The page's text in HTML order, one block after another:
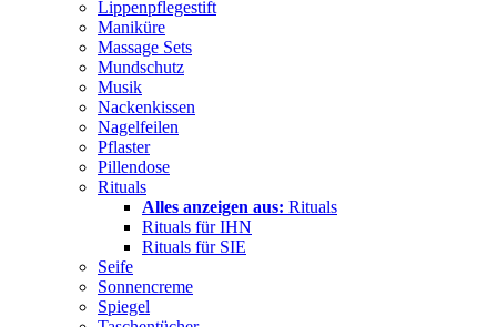
Lippenpflegestift
Maniküre
Massage Sets
Mundschutz
Musik
Nackenkissen
Nagelfeilen
Pflaster
Pillendose
Rituals
Alles anzeigen aus: Rituals
Rituals für IHN
Rituals für SIE
Seife
Sonnencreme
Spiegel